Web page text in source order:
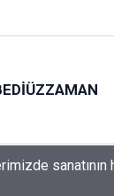
zerre-i